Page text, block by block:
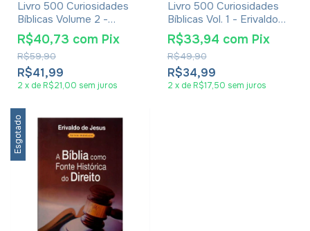
Livro 500 Curiosidades
Bíblicas Volume 2 -
Erivaldo De Jesus
R$41,99
R$59,90
R$40,73 com Pix
2 x de R$21,00 sem juros
Livro 500 Curiosidades
Bíblicas Vol. 1 - Erivaldo
De Jesus
R$34,99
R$49,90
R$33,94 com Pix
2 x de R$17,50 sem juros
Esgotado